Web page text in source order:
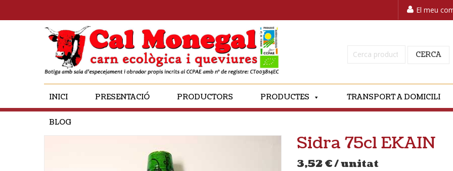
El meu
Cerca: CERCA
INICI PRESENTACIÓ PRODUCTORS PRODUCTES TRANSPORT A DOMICILI
BLOG
Sidra 75cl EKAIN
3,52€/ unitat